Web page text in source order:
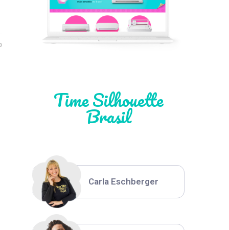
Time Silhouette
Brasil
Léia Pastori
Thiara Ney
Carla Eschberger